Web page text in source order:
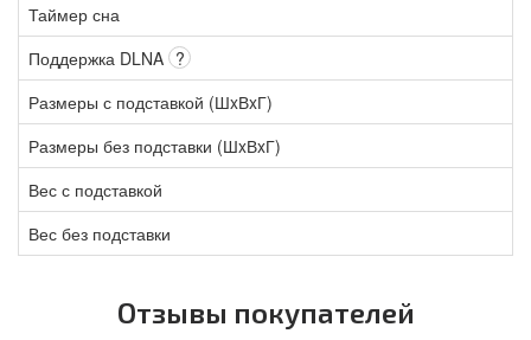
Таймер сна
Поддержка DLNA ?
Размеры с подставкой (ШxВxГ)
Размеры без подставки (ШxВxГ)
Вес с подставкой
Вес без подставки
Отзывы покупателей